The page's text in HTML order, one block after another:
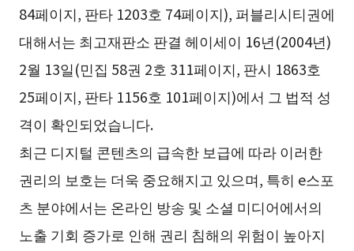
84페이지, 판타 1203호 74페이지), 퍼블리시티권에
대해서는 최고재판소 판결 헤이세이 16년(2004년)
2월 13일(민집 58권 2호 311페이지, 판시 1863호
25페이지, 판타 1156호 101페이지)에서 그 법적 성
격이 확인되었습니다.
최근 디지털 콘텐츠의 급속한 보급에 따라 이러한
권리의 보호는 더욱 중요해지고 있으며, 특히 e스포
츠 분야에서는 온라인 방송 및 소셜 미디어에서의
노출 기회 증가로 인해 권리 침해의 위험이 높아지